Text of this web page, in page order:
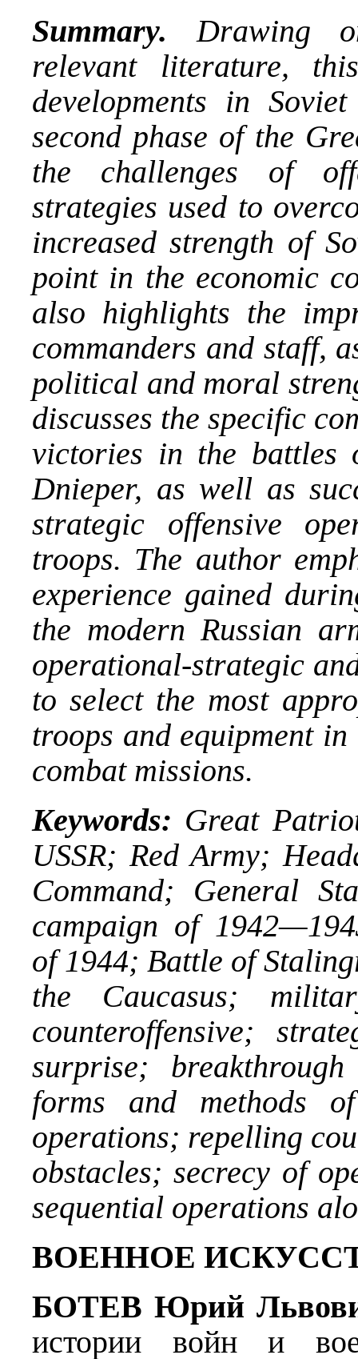
Summary. Drawing
relevant literature,
developments in
second phase of the
the challenges of
strategies used to
increased strength of
point in the economic
also highlights the
commanders and staff,
political and moral
discusses the specific
victories in the battles
Dnieper, as well as
strategic offensive
troops. The author
experience gained
the modern Russian
operational-strategic
to select the most
troops and equipment
combat missions.
Keywords: Great
USSR; Red Army;
Command; General
campaign of
of 1944; Battle of
the Caucasus;
counteroffensive;
surprise;
forms and methods
operations; repelling
obstacles; secrecy of
sequential operations
ВОЕННОЕ
БОТЕВ Юрий
истории войн и